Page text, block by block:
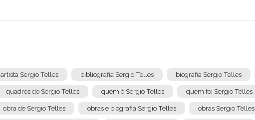
artista Sergio Telles bibliografia Sergio Telles biografia Sergio Telles
quadros do Sergio Telles quem é Sergio Telles quem foi Sergio Telles
obra de Sergio Telles obras e biografia Sergio Telles obras Sergio Telles